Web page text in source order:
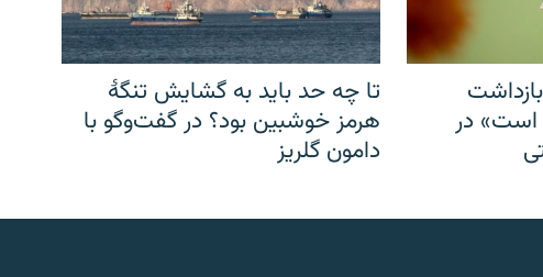
است» در
تا چه حد باید به گشایش تنگهٔ
هرمز خوشبین بود؟ در گفت‌وگو با
دامون گلریز